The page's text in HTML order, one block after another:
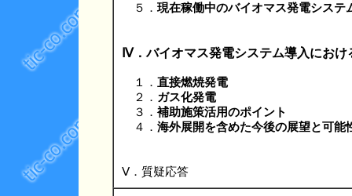
５． 現在稼働中のバイオマス発電システ
Ⅳ．バイオマス発電システム導入におけ
１． 直接燃焼発電
２． ガス化発電
３． 補助施策活用のポイント
４． 海外展開を含めた今後の展望と可能
Ⅴ．質疑応答